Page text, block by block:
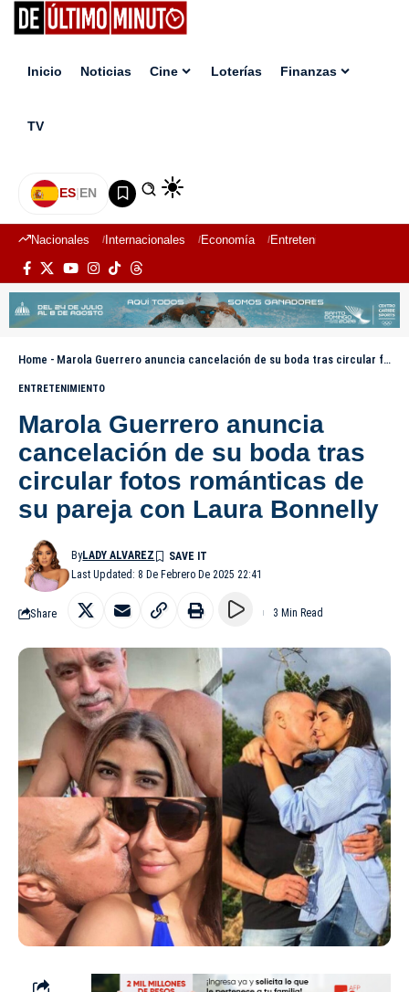
Inicio Noticias Cine Loterías Finanzas
TV
ES|EN
Nacionales Internacionales Economía Entretenimiento
Home - Marola Guerrero anuncia cancelación de su boda tras circular fotos románticas de su pareja con Laura Bonnelly
ENTRETENIMIENTO
Marola Guerrero anuncia
cancelación de su boda tras
circular fotos románticas de
su pareja con Laura Bonnelly
Last Updated: 8 De Febrero De 2025 22:41
ByLADY ALVAREZ
Share 3 Min Read